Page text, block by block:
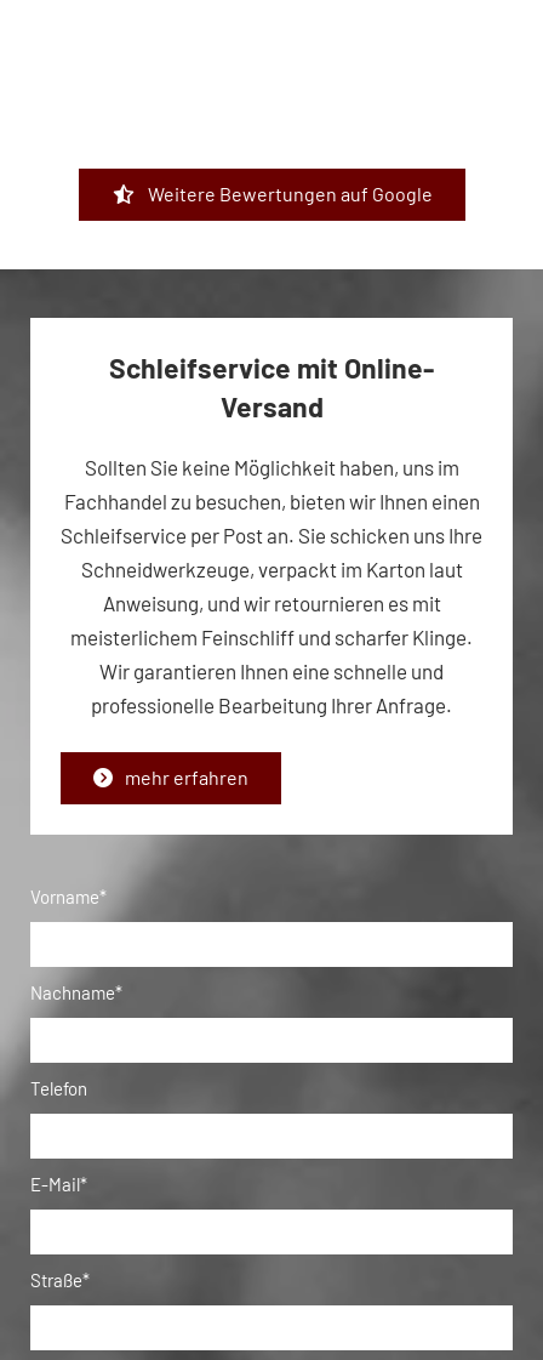
Weitere Bewertungen auf Google
Schleifservice mit Online-
Versand
Sollten Sie keine Möglichkeit haben, uns im
Fachhandel zu besuchen, bieten wir Ihnen einen
Schleifservice per Post an. Sie schicken uns Ihre
Schneidwerkzeuge, verpackt im Karton laut
Anweisung, und wir retournieren es mit
meisterlichem Feinschliff und scharfer Klinge.
Wir garantieren Ihnen eine schnelle und
professionelle Bearbeitung Ihrer Anfrage.
mehr erfahren
Vorname*
Nachname*
Telefon
E-Mail*
Straße*